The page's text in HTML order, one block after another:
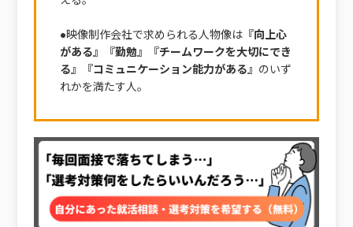
●映像制作会社で求められる人物像は『向上心
がある』『勤勉』『チームワークを大切にでき
る』『コミュニケーション能力がある』 のいず
れかを満たす人。